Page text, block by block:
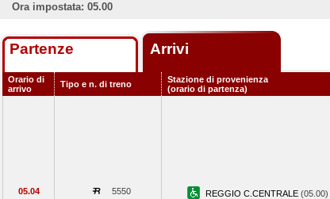
Ora impostata: 05.00
Partenze Arrivi
Orario di
arrivo
Tipo e n. di treno
Stazione di provenienza
(orario di partenza)
05.04 5550 REGGIO C.CENTRALE (05.00)